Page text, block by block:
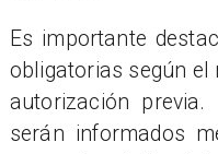
Es importante
obligatorias según el
autorización
serán informados